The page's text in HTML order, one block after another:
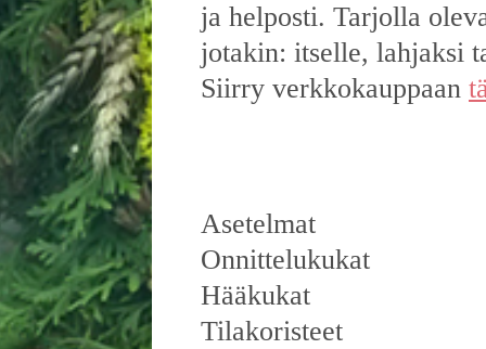
ja helposti. Tarjolla
jotakin: itselle, lahjaksi
Siirry verkkokauppaan
Asetelmat
Onnittelukukat
Hääkukat
Tilakoristeet